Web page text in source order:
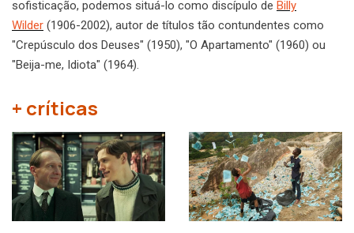
sofisticação, podemos situá-lo como discípulo de Billy
Wilder (1906-2002), autor de títulos tão contundentes como
"Crepúsculo dos Deuses" (1950), "O Apartamento" (1960) ou
"Beija-me, Idiota" (1964).
+ críticas